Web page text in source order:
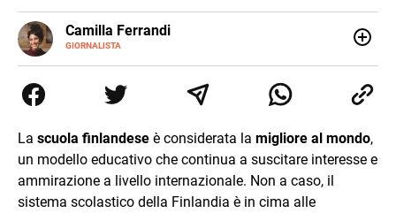
Camilla Ferrandi
GIORNALISTA
E-
MAIL
LINKEDIN
di trasformare la passione per la scrittura in un lavoro, e
da lì non mi sono più fermata. L’attualità è il mio pane
mente.
La scuola finlandese è considerata la migliore al mondo,
un modello educativo che continua a suscitare interesse e
ammirazione a livello internazionale. Non a caso, il
sistema scolastico della Finlandia è in cima alle